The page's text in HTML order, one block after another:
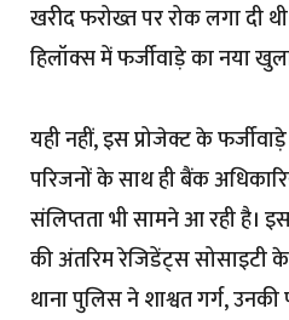
खरीद फरोख्त पर रोक लगा दी
हिलॉक्स में फर्जीवाड़े का नया
यही नहीं, इस प्रोजेक्ट के
परिजनों के साथ ही बैंक
संलिप्तता भी सामने आ रही है।
की अंतरिम रेजिडेंट्स सोसाइटी
थाना पुलिस ने शाश्वत गर्ग, उनकी